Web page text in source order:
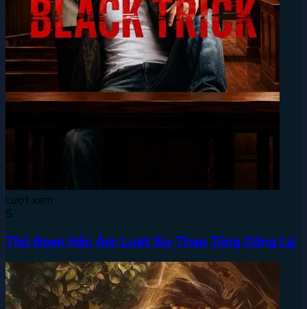
Lượt xem:
5
Thủ Đoạn Hắc Ám: Luật Sư Thao Túng Công Lý